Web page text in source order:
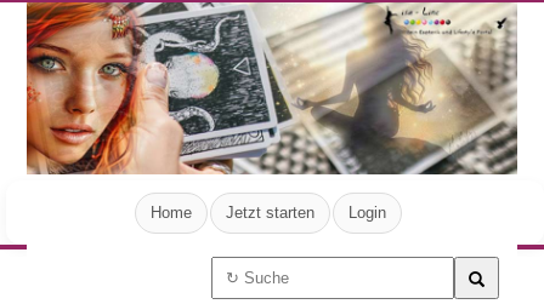
Home Jetzt starten Login